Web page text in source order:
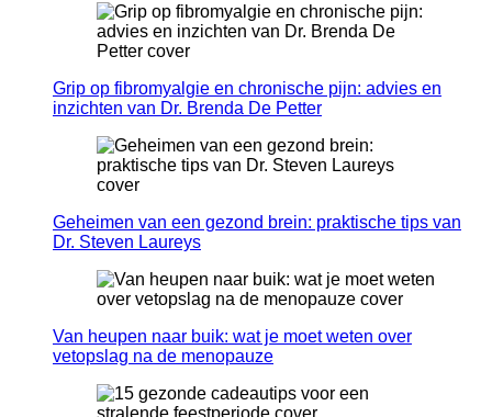
Grip op fibromyalgie en chronische pijn: advies en
inzichten van Dr. Brenda De Petter
Geheimen van een gezond brein: praktische tips van
Dr. Steven Laureys
Van heupen naar buik: wat je moet weten over
vetopslag na de menopauze